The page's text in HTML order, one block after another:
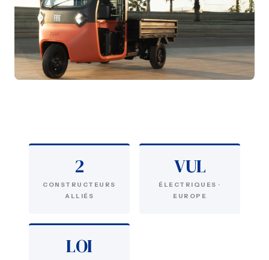
2
CONSTRUCTEURS
ALLIÉS
VUL
ÉLECTRIQUES ·
EUROPE
LOI